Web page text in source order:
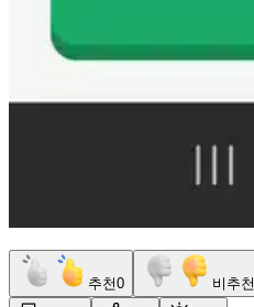
추천0 비추천